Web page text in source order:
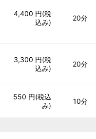
4,400 円(税
込み)
20分
3,300 円(税
込み)
20分
550 円(税込
み)
10分